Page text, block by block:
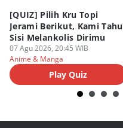
[QUIZ] Pilih Kru Topi
Jerami Berikut, Kami Tahu
Sisi Melankolis Dirimu
07 Agu 2026, 20:45 WIB
Anime & Manga
Play Quiz